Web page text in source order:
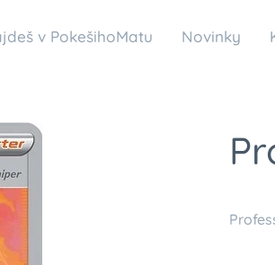
v PokešihoMatu Novinky